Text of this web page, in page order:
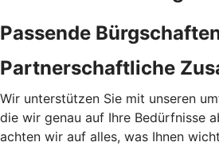
Passende
Partnerschaftliche
Wir unterstützen Sie mit unseren
die wir genau auf Ihre Bedürfnisse
achten wir auf alles, was Ihnen